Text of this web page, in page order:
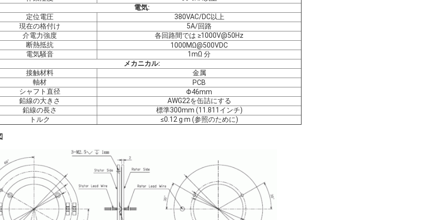
電気:
定位電圧
380VAC/DC以上
現在の格付け
5A/回路
介電力強度
各回路間では ≥1000V@50Hz
断熱抵抗
1000MΩ@500VDC
電気騒音
1mΩ 分
メカニカル:
接触材料
金属
軸材
PCB
シャフト直径
Φ46mm
鉛線の大きさ
AWG22を缶詰にする
鉛線の長さ
標準300mm (11.811インチ)
トルク
≤0.12 g·m (参照のために)